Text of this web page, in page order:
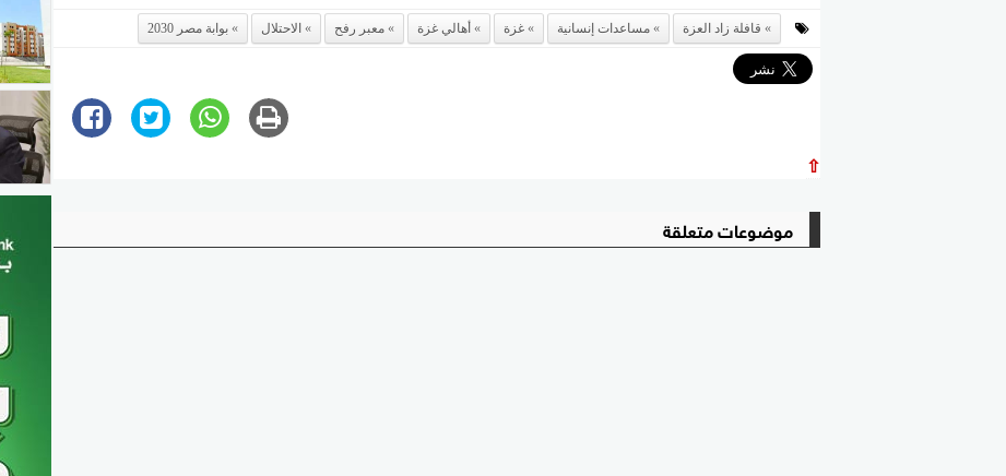
قافلة زاد العزة مساعدات إنسانية غزة أهالي غزة معبر رفح الاحتلال بوابة مصر 2030
⇧
موضوعات متعلقة